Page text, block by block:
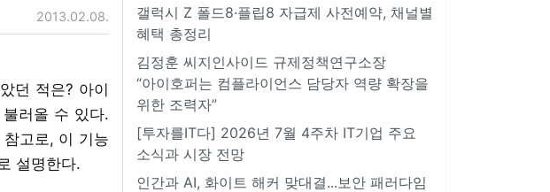
2013.02.08.
던 적은? 아이
러올 수 있다.
고로, 이 기능
설명한다.
갤럭시 Z 폴드8·플립8 자급제 사전예약, 채널별
혜택 총정리
김정훈 씨지인사이드 규제정책연구소장
“아이호퍼는 컴플라이언스 담당자 역량 확장을
위한 조력자”
[투자를IT다] 2026년 7월 4주차 IT기업 주요
소식과 시장 전망
인간과 AI, 화이트 해커 맞대결...보안 패러다임